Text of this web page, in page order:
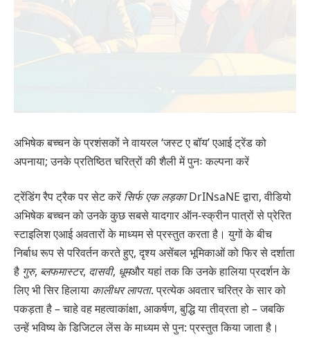
अभिषेक बच्चन के प्रशंसकों ने वायरल ‘जस्ट ए बॉय’ एआई ट्रेंड को
अपनाया; उनके प्रतिष्ठित चरित्रों की शैली में पुनः कल्पना करें
ट्रेंडिंग रैप ट्रैक पर सेट करें सिर्फ एक लड़काDrINsaNE द्वारा, वीडियो
अभिषेक बच्चन को उनके कुछ सबसे यादगार ऑन-स्क्रीन पात्रों से प्रेरित
स्टाइलिश एआई अवतारों के माध्यम से प्रस्तुत करता है। युगों के बीच
निर्बाध रूप से परिवर्तन करते हुए, दृश्य असेंबल भूमिकाओं को फिर से दर्शाता
है गुरु, ब्लफमास्टर, दासवी, धूमऔर यहां तक ​​कि उनके हालिया प्रदर्शन के
लिए भी सिर हिलाया कालीधर लापता. प्रत्येक अवतार चरित्र के सार को
पकड़ता है – चाहे वह महत्वाकांक्षा, आकर्षण, बुद्धि या तीव्रता हो – जबकि
उन्हें भविष्य के डिजिटल लेंस के माध्यम से पुन: प्रस्तुत किया जाता है।